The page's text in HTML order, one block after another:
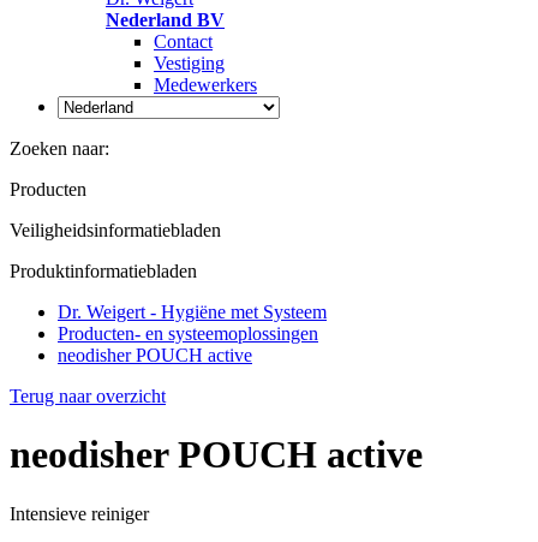
Nederland BV
Contact
Vestiging
Medewerkers
Zoeken naar:
Producten
Veiligheidsinformatiebladen
Produktinformatiebladen
Dr. Weigert - Hygiëne met Systeem
Producten- en systeemoplossingen
neodisher POUCH active
Terug naar overzicht
neodisher POUCH active
Intensieve reiniger